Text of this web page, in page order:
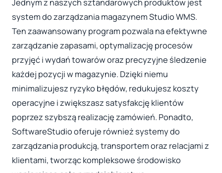
Jednym z naszych sztandarowych produktów jest
system do zarządzania magazynem Studio WMS.
Ten zaawansowany program pozwala na efektywne
zarządzanie zapasami, optymalizację procesów
przyjęć i wydań towarów oraz precyzyjne śledzenie
każdej pozycji w magazynie. Dzięki niemu
minimalizujesz ryzyko błędów, redukujesz koszty
operacyjne i zwiększasz satysfakcję klientów
poprzez szybszą realizację zamówień. Ponadto,
SoftwareStudio oferuje również systemy do
zarządzania produkcją, transportem oraz relacjami z
klientami, tworząc kompleksowe środowisko